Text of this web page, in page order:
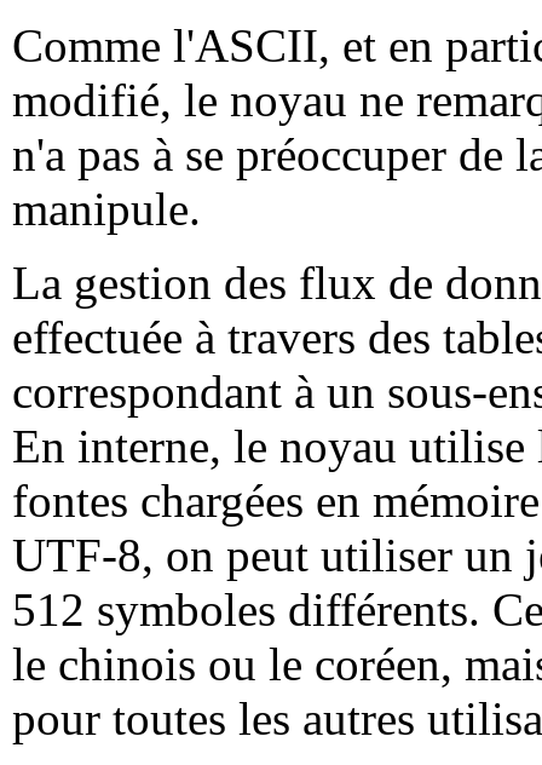
Comme l'ASCII, et en
modifié, le noyau ne
n'a pas à se préoccuper
manipule.
La gestion des flux de
effectuée à travers des
correspondant à un sous-
En interne, le noyau
fontes chargées en
UTF-8, on peut utiliser un
512 symboles différents.
le chinois ou le coréen,
pour toutes les autres